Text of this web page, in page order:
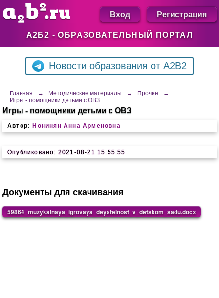
А2Б2 - ОБРАЗОВАТЕЛЬНЫЙ ПОРТАЛ
Вход Регистрация
Новости образования от A2B2
Главная → Методические материалы → Прочее
→
Игры - помощники детьми с ОВЗ
Игры - помощники детьми с ОВЗ
Автор: Нонинян Анна Арменовна
Опубликовано: 2021-08-21 15:55:55
Документы для скачивания
59864_muzykalnaya_igrovaya_deyatelnost_v_detskom_sadu.docx